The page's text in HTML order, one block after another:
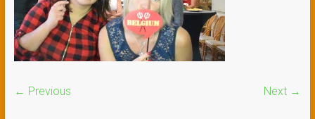
← Previous Next →